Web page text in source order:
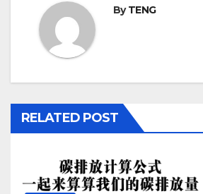
ByTENG
RELATED POST